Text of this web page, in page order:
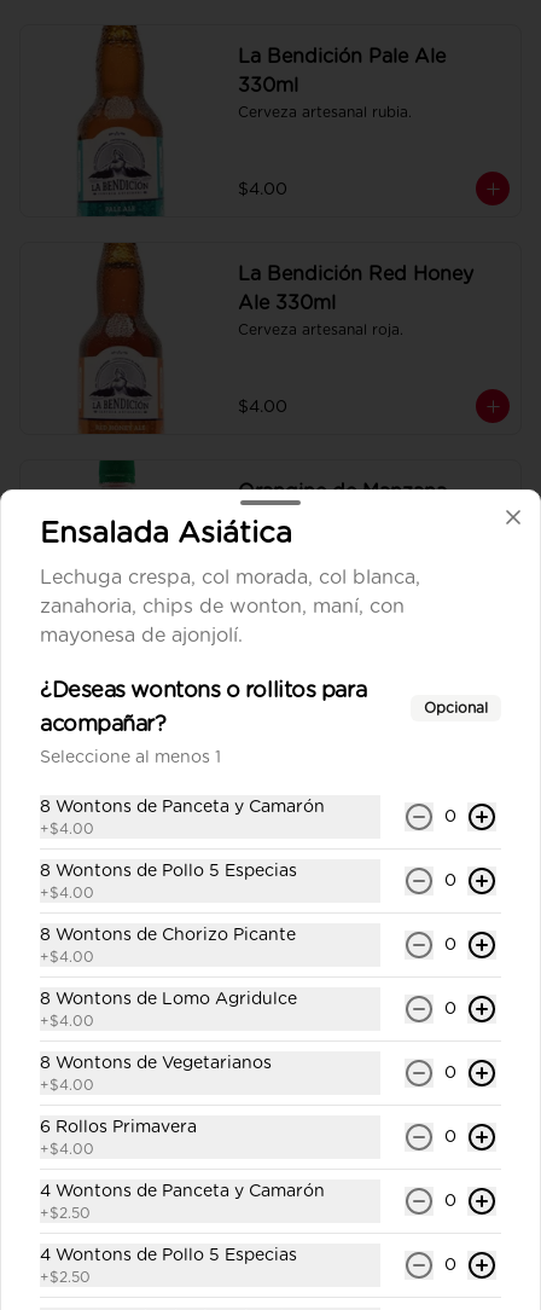
La Bendición Pale Ale
330ml
Cerveza artesanal rubia.
$4.00
La Bendición Red Honey
Ale 330ml
Cerveza artesanal roja.
$4.00
Orangine de Manzana
250ml
Gaseosa personal.
$1.00
Orangine de Mora 250ml
Orangine de Naranja 250ml
$1.00
Orangine de Piña 250ml
Gaseosa personal.
Ensalada Asiática
Lechuga crespa, col morada, col blanca,
zanahoria, chips de wonton, maní, con
mayonesa de ajonjolí.
¿Deseas wontons o rollitos para
acompañar?
Opcional
Seleccione al menos 1
8 Wontons de Panceta y Camarón
+$4.00
0
8 Wontons de Pollo 5 Especias
+$4.00
0
8 Wontons de Chorizo Picante
+$4.00
0
8 Wontons de Lomo Agridulce
+$4.00
0
8 Wontons de Vegetarianos
+$4.00
0
6 Rollos Primavera
+$4.00
0
4 Wontons de Panceta y Camarón
+$2.50
0
4 Wontons de Pollo 5 Especias
+$2.50
0